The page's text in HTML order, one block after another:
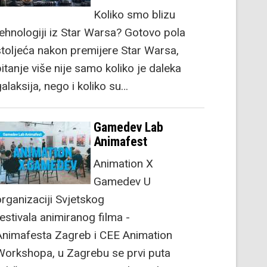
Koliko smo blizu
iz Star Warsa? Gotovo pola
nakon premijere Star Warsa,
više nije samo koliko je daleka
nego i koliko su…
Gamedev Lab
Animafest
Animation X
Gamedev U
Svjetskog
animiranog filma -
Zagreb i CEE Animation
u Zagrebu se prvi puta